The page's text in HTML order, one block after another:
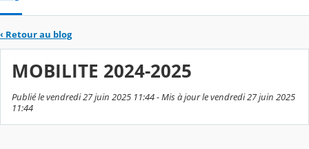
‹ Retour au blog
MOBILITE 2024-2025
Publié le vendredi 27 juin 2025 11:44 - Mis à jour le vendredi 27 juin 2025
11:44